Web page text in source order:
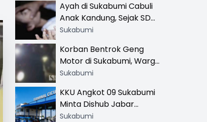
Khusus
Ayah di Sukabumi Cabuli
Anak Kandung, Sejak SD
Hingga SMA
Sukabumi
Korban Bentrok Geng
Motor di Sukabumi, Warga
dan Sopir Tangki
Sukabumi
KKU Angkot 09 Sukabumi
Minta Dishub Jabar
Tertibkan Trayek Ciawi-
Sukabumi